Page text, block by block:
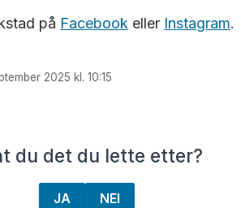
på Facebook eller Instagram.
2025 kl. 10:15
du det du lette etter?
JA NEI